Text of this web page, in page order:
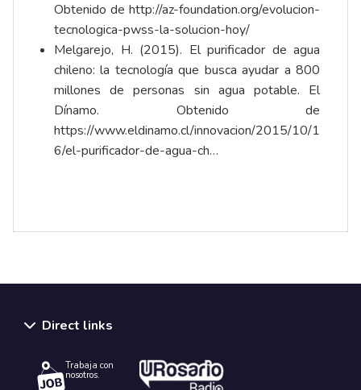
Obtenido de http://az-foundation.org/evolucion-
tecnologica-pwss-la-solucion-hoy/
Melgarejo, H. (2015). El purificador de agua
chileno: la tecnología que busca ayudar a 800
millones de personas sin agua potable. El
Dínamo. Obtenido de
https://www.eldinamo.cl/innovacion/2015/10/1
6/el-purificador-de-agua-ch…
Direct links
Trabaja con
nosotros.